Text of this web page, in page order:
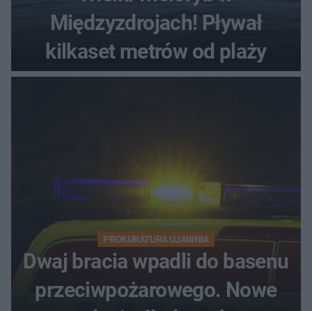
Międzyzdrojach! Pływał
kilkaset metrów od plaży
PROKURATURA UJAWNIA
Dwaj bracia wpadli do basenu
przeciwpożarowego. Nowe